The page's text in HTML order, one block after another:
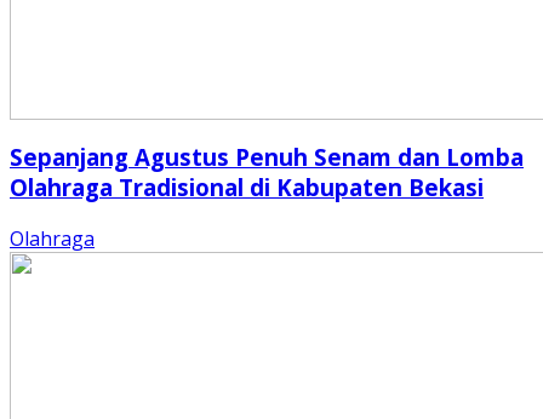
Sepanjang Agustus Penuh Senam dan Lomba
Olahraga Tradisional di Kabupaten Bekasi
Olahraga